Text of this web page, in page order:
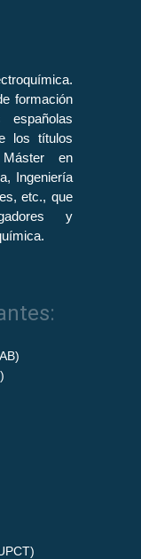
formación
españolas
los títulos
en
Ingeniería
etc., que
y